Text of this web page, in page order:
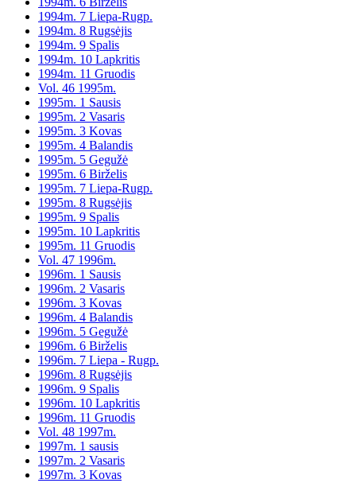
1994m. 7 Liepa-Rugp.
1994m. 8 Rugsėjis
1994m. 9 Spalis
1994m. 10 Lapkritis
1994m. 11 Gruodis
Vol. 46 1995m.
1995m. 1 Sausis
1995m. 2 Vasaris
1995m. 3 Kovas
1995m. 4 Balandis
1995m. 5 Gegužė
1995m. 6 Birželis
1995m. 7 Liepa-Rugp.
1995m. 8 Rugsėjis
1995m. 9 Spalis
1995m. 10 Lapkritis
1995m. 11 Gruodis
Vol. 47 1996m.
1996m. 1 Sausis
1996m. 2 Vasaris
1996m. 3 Kovas
1996m. 4 Balandis
1996m. 5 Gegužė
1996m. 6 Birželis
1996m. 7 Liepa - Rugp.
1996m. 8 Rugsėjis
1996m. 9 Spalis
1996m. 10 Lapkritis
1996m. 11 Gruodis
Vol. 48 1997m.
1997m. 1 sausis
1997m. 2 Vasaris
1997m. 3 Kovas